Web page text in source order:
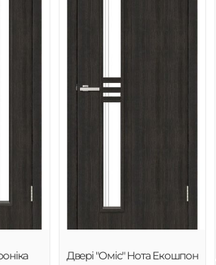
Двері "Оміс" Нота Екошпон